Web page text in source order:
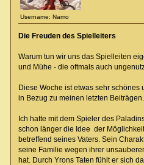
Username: Namo
Die Freuden des Spielleiters
Warum tun wir uns das Spielleiten
und Mühe - die oftmals auch
Diese Woche ist etwas sehr
in Bezug zu meinen letzten Beiträgen.
Ich hatte mit dem Spieler des
schon länger die Idee der
betreffend seines Vaters. Sein
seine Familie wegen ihrer
hat. Durch Yrons Taten fühlt er sich